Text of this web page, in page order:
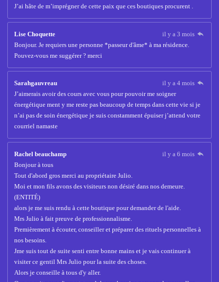
J’ai hâte de m’imprégner de cette paix que ces boutiques procurent .
Lise Choquette
il y a 3 mois
Bonjour. Je requiers une personne *passeur d'âme* à ma résidence.
Pouvez-vous me suggérer ? merci
Sarahgauvreau
il y a 4 mois
J’aimerais avoir des cours avec vous pour pouvoir me soigner
énergétique ment y me reste pas beaucoup de temps dans cette vie si je
n’ai pas de soin énergétique je suis constamment épuiser j’attend votre
courriel namaste
Rachel beauchamp
il y a 6 mois
Bonjour à tous
Tout d'abord gros merci au propriétaire Julio.
Moi et mon fils avons des visiteurs non désiré dans nos demeure.
(ENTITÉ)
alors je me suis rendu à cette boutique pour demander de l'aide.
Mrs Julio à fait preuve de professionnalisme.
Premièrement à écouter, conseiller et préparer des rituels personnelles à
nos besoins.
Jme suis tout de suite senti entre bonne mains et je vais continuer à
visiter ce gentil Mrs Julio pour la suite des choses.
Alors je conseille à tous d'y aller.